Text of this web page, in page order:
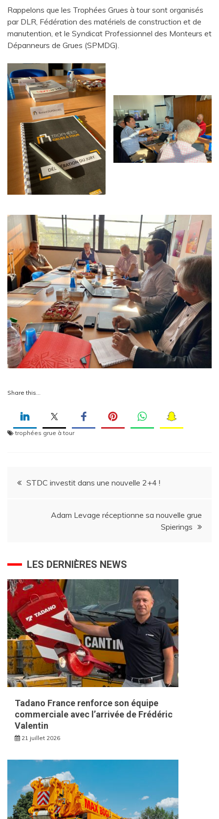
Rappelons que les Trophées Grues à tour sont organisés
par DLR, Fédération des matériels de construction et de
manutention, et le Syndicat Professionnel des Monteurs et
Dépanneurs de Grues (SPMDG).
Share this…
trophées grue à tour
Navigation
STDC investit dans une nouvelle 2+4 !
Adam Levage réceptionne sa nouvelle grue
Spierings
LES DERNIÈRES NEWS
Tadano France renforce son équipe
commerciale avec l’arrivée de Frédéric
Valentin
21 juillet 2026